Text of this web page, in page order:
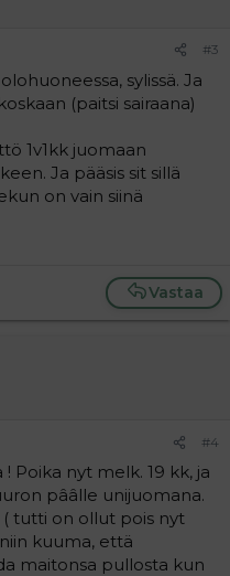
#3
sylissä. Ja
(paitsi sairaana)
1v1kk juomaan
Ja pääsis sit sillä
on vain siinä
Vastaa
#4
Poika nyt melk. 19 kk, ja
pââlle unijuomana.
( tutti on ollut pois nyt
kuuma, että
maitonsa pullosta kun